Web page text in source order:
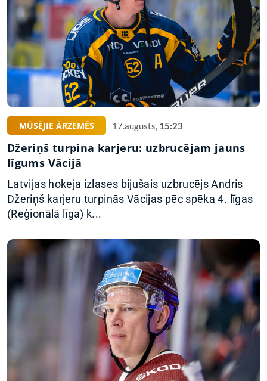
MŪSĒJIE ĀRZEMĒS 17.augusts, 15:23
Džeriņš turpina karjeru: uzbrucējam jauns
līgums Vācijā
Latvijas hokeja izlases bijušais uzbrucējs Andris
Džeriņš karjeru turpinās Vācijas pēc spēka 4. līgas
(Reģionālā līga) k...